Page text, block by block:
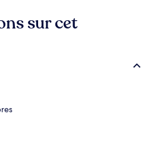
à 3 min.
sur cet